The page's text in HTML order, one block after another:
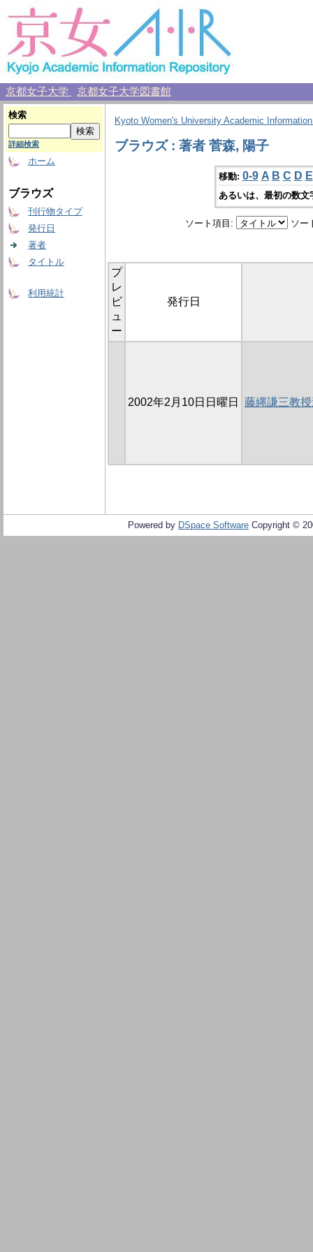
京都女子大学 京都女子大学図書館
検索
詳細検索
ホーム
ブラウズ
刊行物タイプ
発行日
著者
タイトル
利用統計
Kyoto Women's University Academic
ブラウズ : 著者 菅森, 陽子
移動: 0-9 A B C D E
あるいは、最初の数
ソート項目: ソー
プ
レ
ビ
ュ
ー
発行日
2002年2月10日日曜日 藤縄謙三教
Powered by DSpace Software Copyright ©